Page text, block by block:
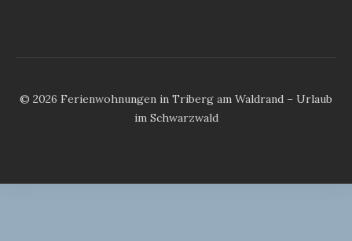
© 2026 Ferienwohnungen in Triberg am Waldrand – Urlaub
im Schwarzwald